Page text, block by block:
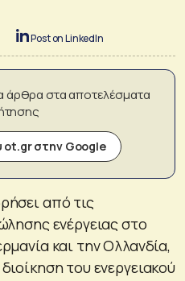
Post on LinkedIn
άρθρα στα αποτελέσματα
ot.gr στην Google
από τις
ενέργειας στο
και την Ολλανδία,
του ενεργειακού